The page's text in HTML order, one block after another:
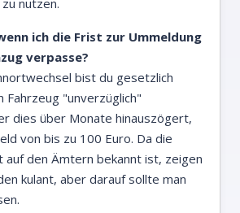
ich die Frist zur Ummeldung
verpasse?
bist du gesetzlich
"unverzüglich"
dies über Monate hinauszögert,
von bis zu 100 Euro. Da die
auf den Ämtern bekannt ist, zeigen
kulant, aber darauf sollte man